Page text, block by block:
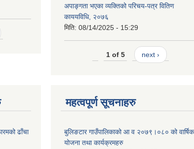
अपाङ्गता भएका व्यक्तिको परिचय-पत्र वितिण
काययविधि, २०७६
मिति: 08/14/2025 - 15:29
1 of 5 next ›
ढाँचा
महत्वपूर्ण सूचनाहरु
बुलिङटार गाउँपालिकाको आ व २०७९।०८० को वार्षिक
योजना तथा कार्यक्रमहरु